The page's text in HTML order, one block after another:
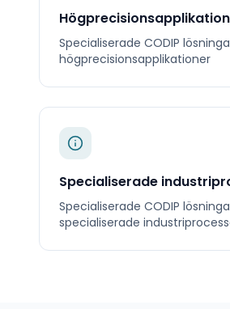
Specialiserade CODIP
högprecisionsapplikationer
Specialiserade
Specialiserade CODIP
specialiserade